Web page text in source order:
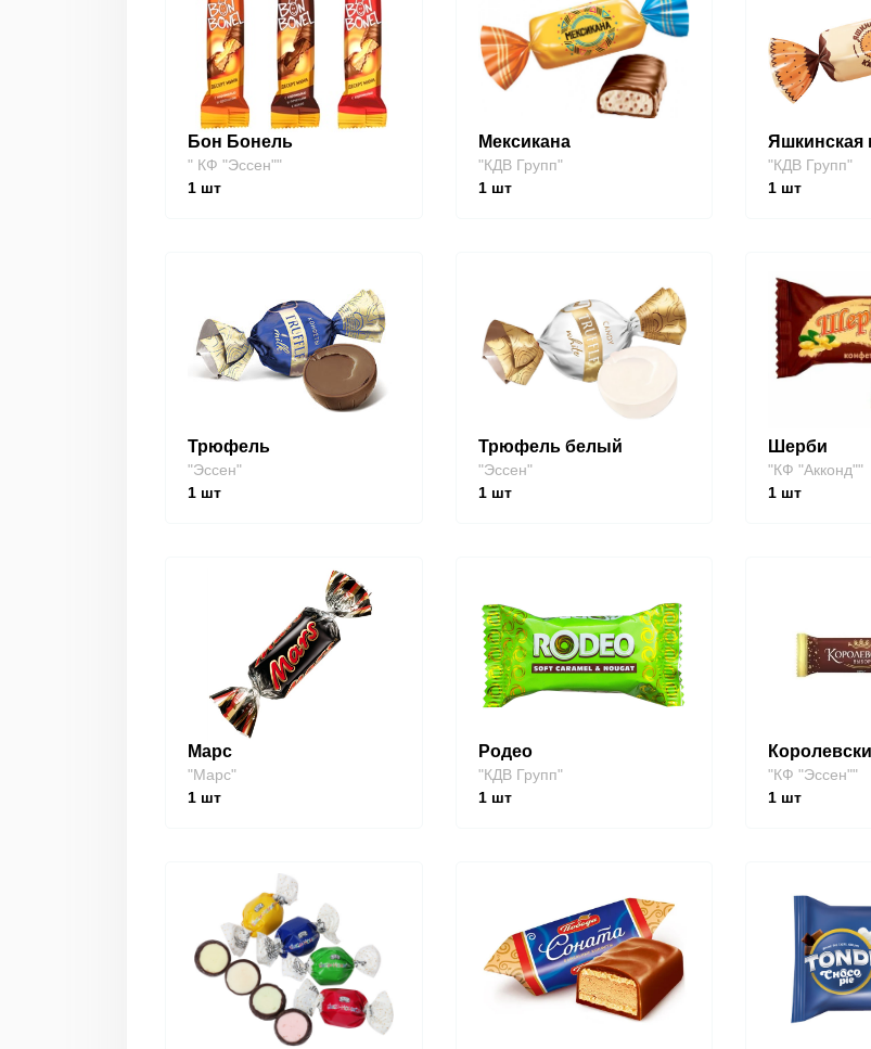
Бон Бонель
" КФ "Эссен""
1 шт
Мексикана
"КДВ Групп"
1шт
Яшкинская
"КДВ Групп"
1 шт
Трюфель
"Эссен"
1 шт
Трюфель белый
"Эссен"
1шт
Шерби
"КФ "Акконд""
1 шт
Марс
"Марс"
1 шт
Родео
"КДВ Групп"
1шт
"КФ "Эссен""
1 шт